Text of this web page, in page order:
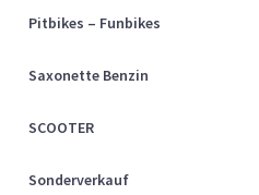
Pitbikes – Funbikes
Saxonette Benzin
SCOOTER
Sonderverkauf